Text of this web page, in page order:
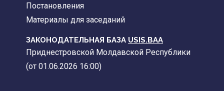
Постановления
Материалы для заседаний
ЗАКОНОДАТЕЛЬНАЯ БАЗА USIS.BAA
Приднестровской Молдавской Республики
(от 01.06.2026 16:00)